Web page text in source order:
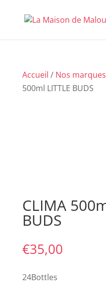
Accueil / Nos marques
500ml LITTLE BUDS
CLIMA
BUDS
€35,00
24Bottles